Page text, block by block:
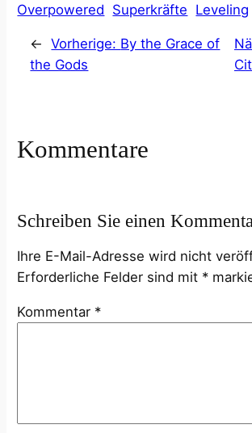
Overpowered Superkräfte Leveling
← Vorherige: By the Grace of
the Gods
Kommentare
Schreiben Sie einen
Ihre E-Mail-Adresse wird nicht
Erforderliche Felder sind mit *
Kommentar *